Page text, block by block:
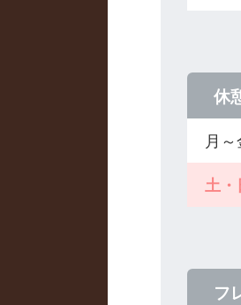
休
月
土・
フ